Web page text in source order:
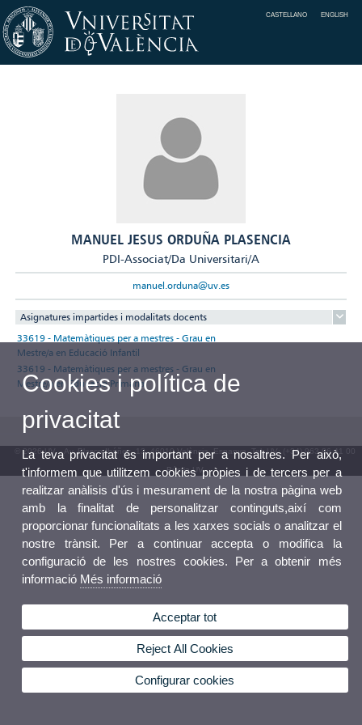
CASTELLANO ENGLISH
MANUEL JESUS ORDUÑA PLASENCIA
PDI-Associat/Da Universitari/A
manuel.orduna@uv.es
Asignatures impartides i modalitats docents
33619 - Matemàtiques per a mestres - Grau en
Mestre/a en Educació Infantil
33619 - Matemàtiques per a mestres - Grau en
Mestre/a en Educació Primària
© 2026 UV. - Av. Blasco Ibáñez, 13. 46010 València. Espanya. Tel. UV: (+34) 963 86 41 00
Bústia UV
Cookies i política de
privacitat
La teva privacitat és important per a nosaltres. Per això,
t'informem que utilitzem cookies pròpies i de tercers per a
realitzar anàlisis d'ús i mesurament de la nostra pàgina web
amb la finalitat de personalitzar continguts,així com
proporcionar funcionalitats a les xarxes socials o analitzar el
nostre trànsit. Per a continuar accepta o modifica la
configuració de les nostres cookies. Per a obtenir més
informació Més informació
Acceptar tot
Reject All Cookies
Configurar cookies